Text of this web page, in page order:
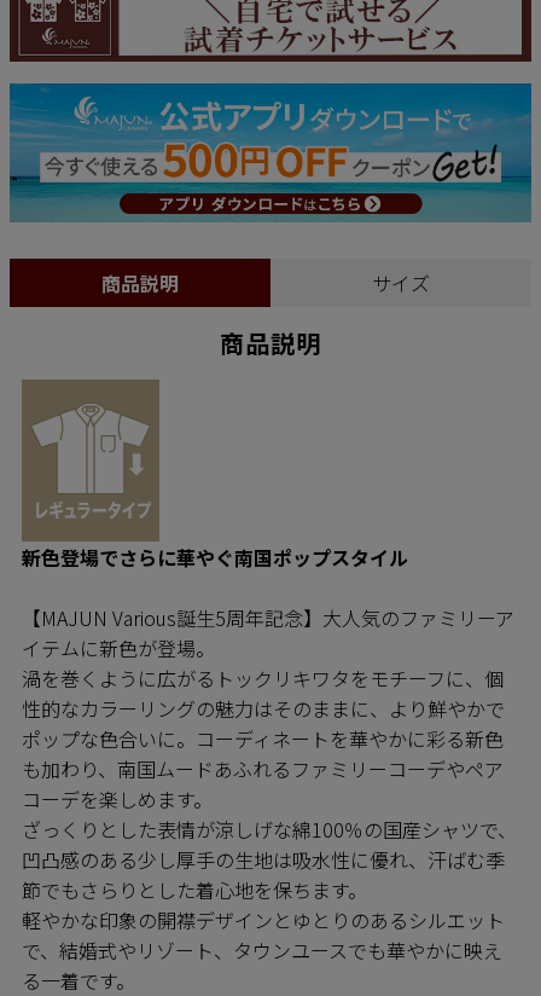
商品説明 サイズ
商品説明
新色登場でさらに華やぐ南国ポップスタイル
【MAJUN Various誕生5周年記念】大人気のファミリーア
イテムに新色が登場。
渦を巻くように広がるトックリキワタをモチーフに、個
性的なカラーリングの魅力はそのままに、より鮮やかで
ポップな色合いに。コーディネートを華やかに彩る新色
も加わり、南国ムードあふれるファミリーコーデやペア
コーデを楽しめます。
ざっくりとした表情が涼しげな綿100％の国産シャツで、
凹凸感のある少し厚手の生地は吸水性に優れ、汗ばむ季
節でもさらりとした着心地を保ちます。
軽やかな印象の開襟デザインとゆとりのあるシルエット
で、結婚式やリゾート、タウンユースでも華やかに映え
る一着です。